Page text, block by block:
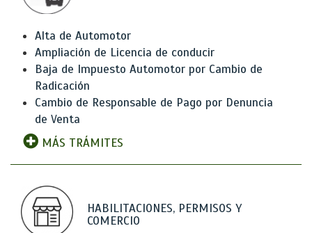
Alta de Automotor
Ampliación de Licencia de conducir
Baja de Impuesto Automotor por Cambio de
Radicación
Cambio de Responsable de Pago por Denuncia
de Venta
MÁS TRÁMITES
HABILITACIONES, PERMISOS Y
COMERCIO